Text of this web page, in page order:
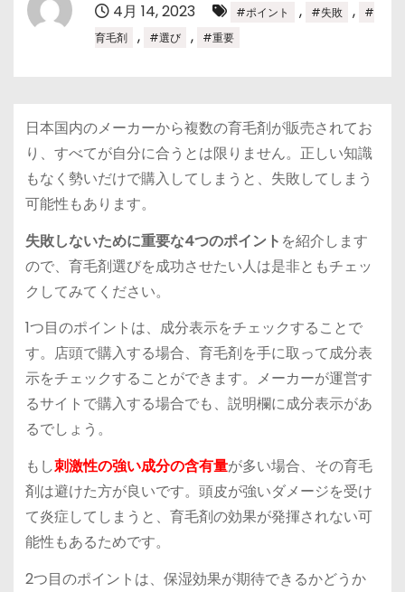
4月 14, 2023 #ポイント , #失敗 ,
#
育毛剤
, #選び , #重要
日本国内のメーカーから複数の育毛剤が販売されてお
り、すべてが自分に合うとは限りません。正しい知識
もなく勢いだけで購入してしまうと、失敗してしまう
可能性もあります。
失敗しないために重要な4つのポイント を紹介します
ので、育毛剤選びを成功させたい人は是非ともチェッ
クしてみてください。
1つ目のポイントは、 成分表示をチェックすることで
す。店頭で購入する場合、育毛剤を手に取って成分表
示をチェックすることができます。メーカーが運営す
るサイトで購入する場合でも、説明欄に成分表示があ
るでしょう。
もし刺激性の強い成分の含有量が多い場合、その育毛
剤は避けた方が良いです。頭皮が強いダメージを受け
て炎症してしまうと、育毛剤の効果が発揮されない可
能性もあるためです。
2つ目のポイントは、 保湿効果が期待できるかどうか